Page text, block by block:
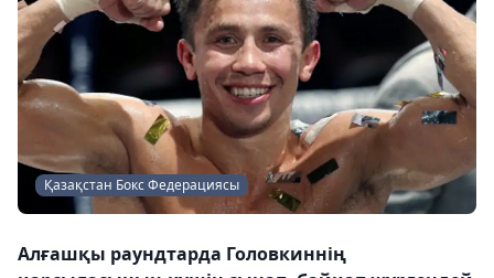
Қазақстан Бокс Федерациясы
Алғашқы раундтарда Головкиннің